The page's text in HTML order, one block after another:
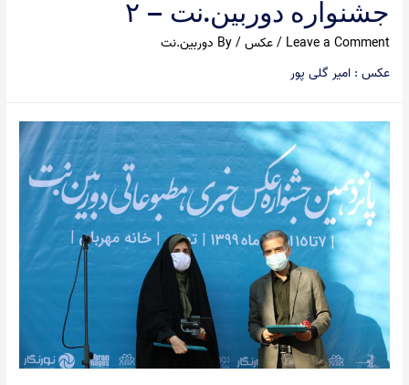
جشنواره دوربین.نت – ۲
Leave a Comment
/عکس/ By
دوربین.نت
عکس : امیر گلی پور